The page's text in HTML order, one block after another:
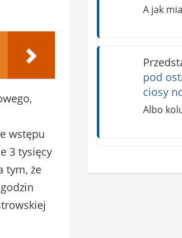
wstępu
3 tysięcy
tym, że
A jak
pod
ciosy
Albo